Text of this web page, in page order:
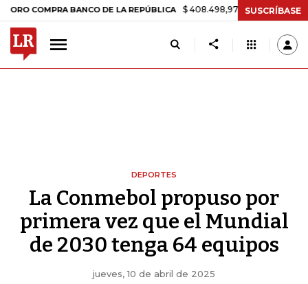
BANCO DE LA REPÚBLICA $ 408.498,97 +$ 8.753,81 +2,19%
SUSCRÍBASE
DEPORTES
La Conmebol propuso por
primera vez que el Mundial
de 2030 tenga 64 equipos
jueves, 10 de abril de 2025